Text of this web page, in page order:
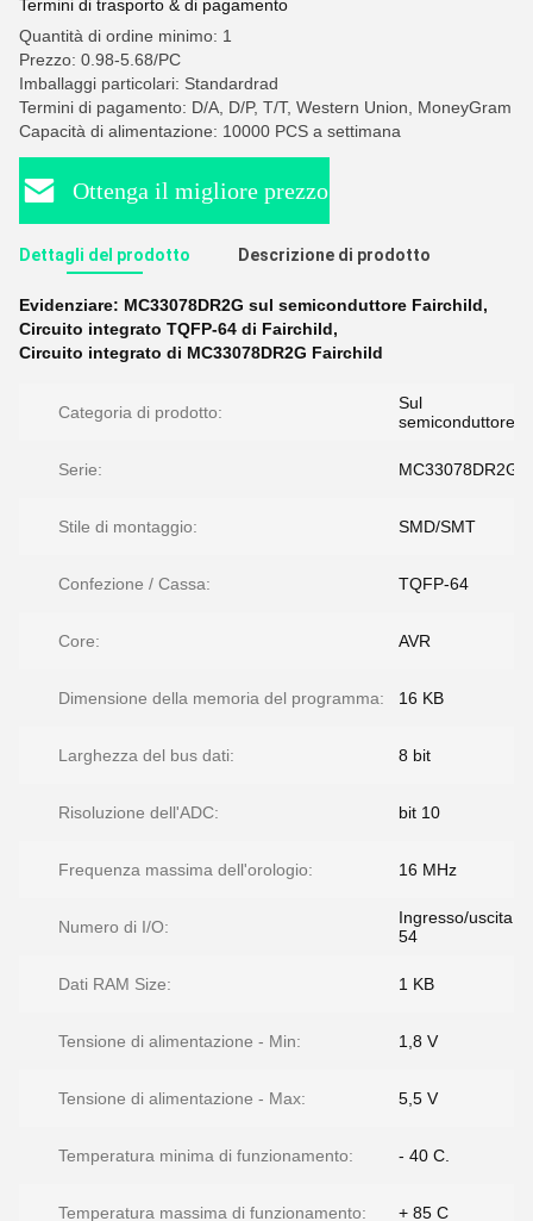
Termini di trasporto & di pagamento
Quantità di ordine minimo: 1
Prezzo: 0.98-5.68/PC
Imballaggi particolari: Standardrad
Termini di pagamento: D/A, D/P, T/T, Western Union, MoneyGram
Capacità di alimentazione: 10000 PCS a settimana
Ottenga il migliore prezzo
Dettagli del prodotto Descrizione di prodotto
Evidenziare: MC33078DR2G sul semiconduttore Fairchild,
Circuito integrato TQFP-64 di Fairchild,
Circuito integrato di MC33078DR2G Fairchild
Categoria di prodotto:
Sul
semiconduttore
Serie: MC33078DR2G
Stile di montaggio: SMD/SMT
Confezione / Cassa: TQFP-64
Core: AVR
Dimensione della memoria del programma: 16 KB
Larghezza del bus dati: 8 bit
Risoluzione dell'ADC: bit 10
Frequenza massima dell'orologio: 16 MHz
Numero di I/O:
Ingresso/uscita
54
Dati RAM Size: 1 KB
Tensione di alimentazione - Min: 1,8 V
Tensione di alimentazione - Max: 5,5 V
Temperatura minima di funzionamento: - 40 C.
Temperatura massima di funzionamento: + 85 C